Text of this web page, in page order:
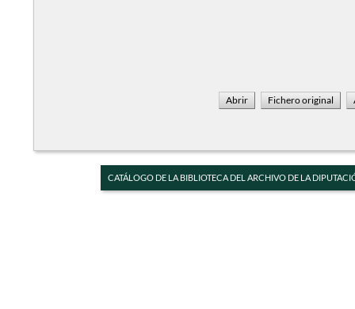
CATÁLOGO DE LA BIBLIOTECA DEL ARCHIVO DE LA